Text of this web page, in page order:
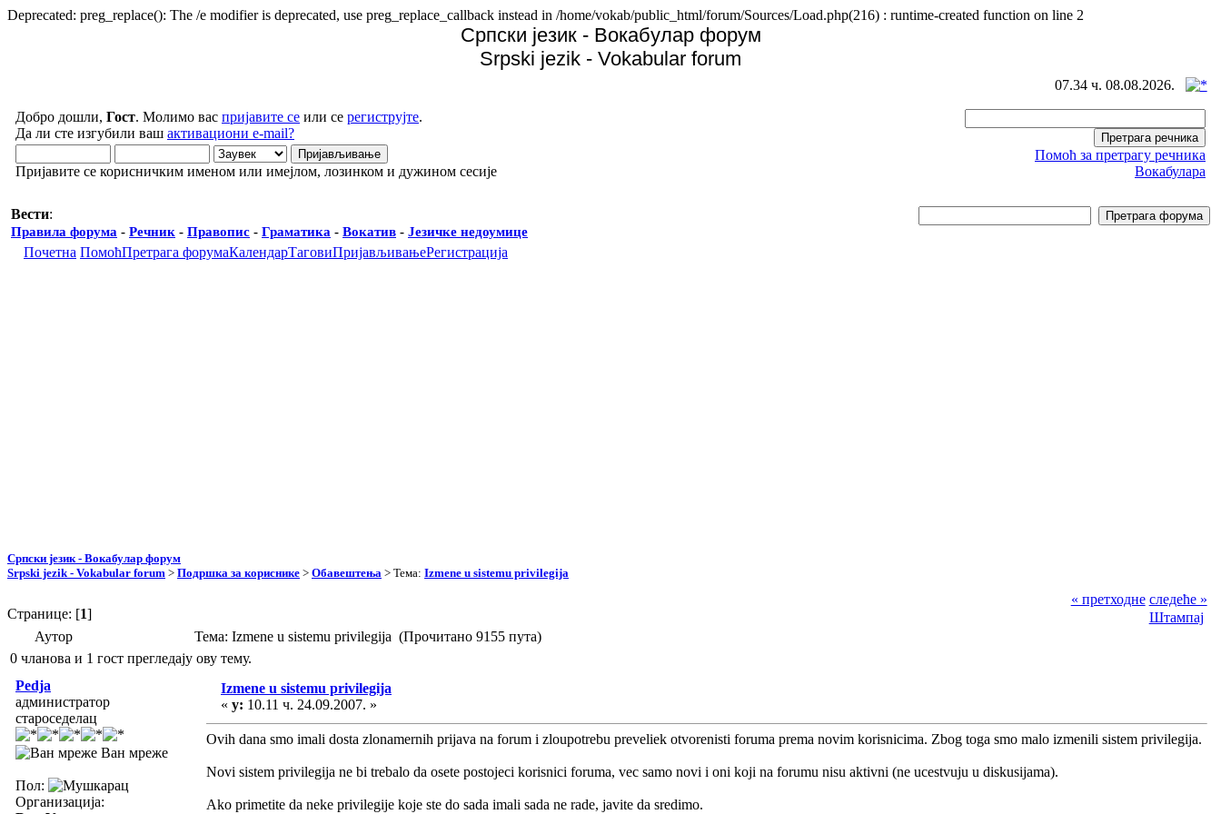
Deprecated: preg_replace(): The /e modifier is deprecated, use preg_replace_callback instead in /home/vokab/public_html/forum/Sources/Load.php(216) : runtime-created function on line 2
Српски језик - Вокабулар форум
Srpski jezik - Vokabular forum
07.34 ч. 08.08.2026.
Добро дошли, Гост. Молимо вас пријавите се или се региструјте.
Да ли сте изгубили ваш активациони e-mail?
Пријавите се корисничким именом или имејлом, лозинком и дужином сесије
Помоћ за претрагу речника
Вокабулара
Вести:
Правила форума - Речник - Правопис - Граматика - Вокатив - Језичке недоумице
Почетна ПомоћПретрага форумаКалендарТаговиПријављивањеРегистрација
Српски језик - Вокабулар форум
Srpski jezik - Vokabular forum > Подршка за кориснике > Обавештења > Тема: Izmene u sistemu privilegija
Странице: [1]
« претходне следеће »
Штампај
Аутор
Тема: Izmene u sistemu privilegija (Прочитано 9155 пута)
0 чланова и 1 гост прегледају ову тему.
Pedja
администратор
староседелац
Ван мреже
Пол:
Организација:
Izmene u sistemu privilegija
« у: 10.11 ч. 24.09.2007. »
Ovih dana smo imali dosta zlonamernih prijava na forum i zloupotrebu preveliek otvorenisti foruma prema novim korisnicima. Zbog toga smo malo izmenili sistem privilegija.
Novi sistem privilegija ne bi trebalo da osete postojeci korisnici foruma, vec samo novi i oni koji na forumu nisu aktivni (ne ucestvuju u diskusijama).
Ako primetite da neke privilegije koje ste do sada imali sada ne rade, javite da sredimo.